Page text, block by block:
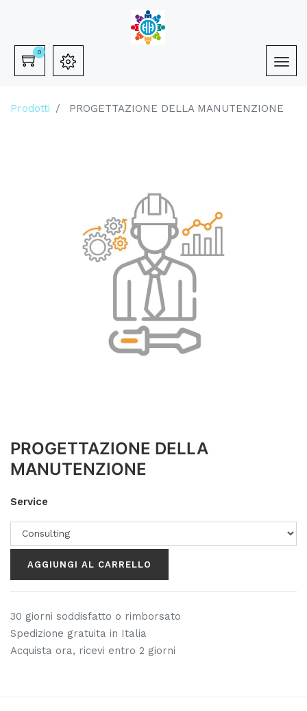
0
Prodotti PROGETTAZIONE DELLA MANUTENZIONE
PROGETTAZIONE DELLA
MANUTENZIONE
Service
AGGIUNGI AL CARRELLO
30 giorni soddisfatto o rimborsato
Spedizione gratuita in Italia
Acquista ora, ricevi entro 2 giorni